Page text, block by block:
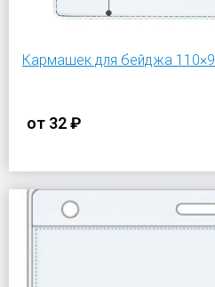
Кармашек для бейджа
от 32 ₽